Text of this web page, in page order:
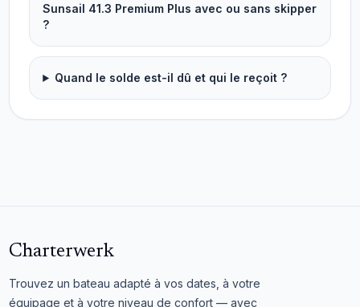
Sunsail 41.3 Premium Plus avec ou sans skipper
?
Quand le solde est-il dû et qui le reçoit ?
Charterwerk
Trouvez un bateau adapté à vos dates, à votre
équipage et à votre niveau de confort — avec